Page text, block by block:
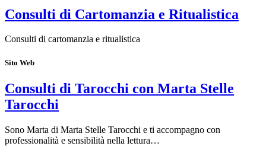
Consulti di Cartomanzia e Ritualistica
Consulti di cartomanzia e ritualistica
Sito Web
Consulti di Tarocchi con Marta Stelle
Tarocchi
Sono Marta di Marta Stelle Tarocchi e ti accompagno con
professionalità e sensibilità nella lettura…